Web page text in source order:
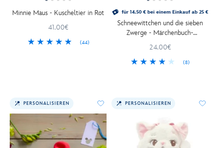
Minnie Maus - Kuscheltier in Rot
41.00€
(44)
für 14.50 € bei einem Einkauf ab 25 €
Schneewittchen und die sieben
Zwerge - Märchenbuch-
24.00€
(8)
PERSONALISIEREN PERSONALISIEREN